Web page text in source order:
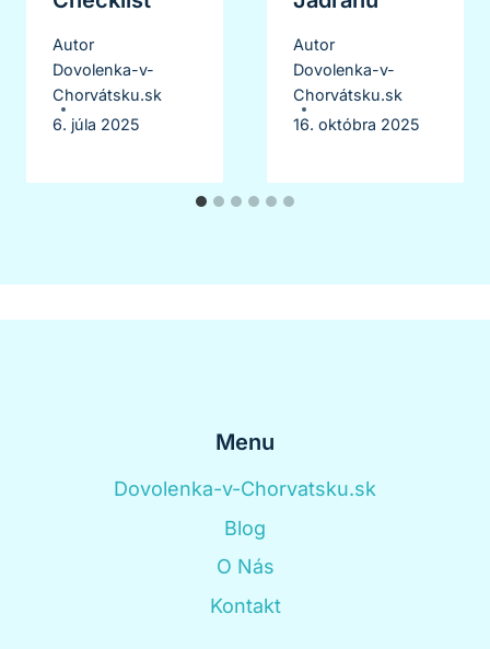
Autor
Dovolenka-v-
Chorvátsku.sk
6. júla 2025
Autor
Dovolenka-v-
Chorvátsku.sk
16. októbra 2025
Menu
Dovolenka-v-Chorvatsku.sk
Blog
O Nás
Kontakt